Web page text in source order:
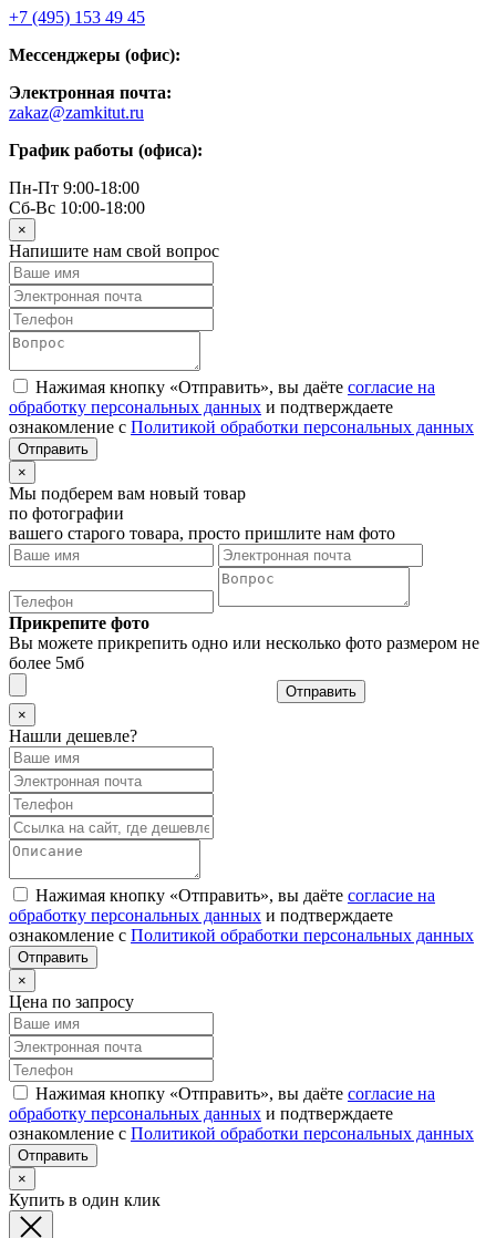
+7 (495) 153 49 45
Мессенджеры (офис):
Электронная почта:
zakaz@zamkitut.ru
График работы (офиса):
Пн-Пт 9:00-18:00
Сб-Вс 10:00-18:00
×
Напишите нам свой вопрос
Нажимая кнопку «Отправить», вы даёте согласие на
обработку персональных данных и подтверждаете
ознакомление с Политикой обработки персональных данных
×
Мы подберем вам новый товар
по фотографии
вашего старого товара, просто пришлите нам фото
Прикрепите фото
Вы можете прикрепить одно или несколько фото размером не
более 5мб
Отправить
×
Нашли дешевле?
Нажимая кнопку «Отправить», вы даёте согласие на
обработку персональных данных и подтверждаете
ознакомление с Политикой обработки персональных данных
×
Цена по запросу
Нажимая кнопку «Отправить», вы даёте согласие на
обработку персональных данных и подтверждаете
ознакомление с Политикой обработки персональных данных
×
Купить в один клик